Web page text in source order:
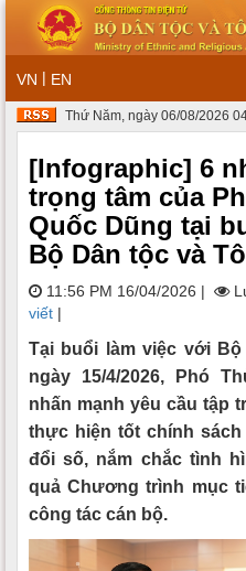
VN | EN
Thứ Năm, ngày 06/08/2026
[Infographic] 6
trọng tâm của
Quốc Dũng tại
Bộ Dân tộc và
11:56 PM 16/04/2026 |
viết |
Tại buổi làm việc với
ngày 15/4/2026, Phó
nhấn mạnh yêu cầu tập
thực hiện tốt chính sách
đổi số, nắm chắc tình
quả Chương trình mục
công tác cán bộ.